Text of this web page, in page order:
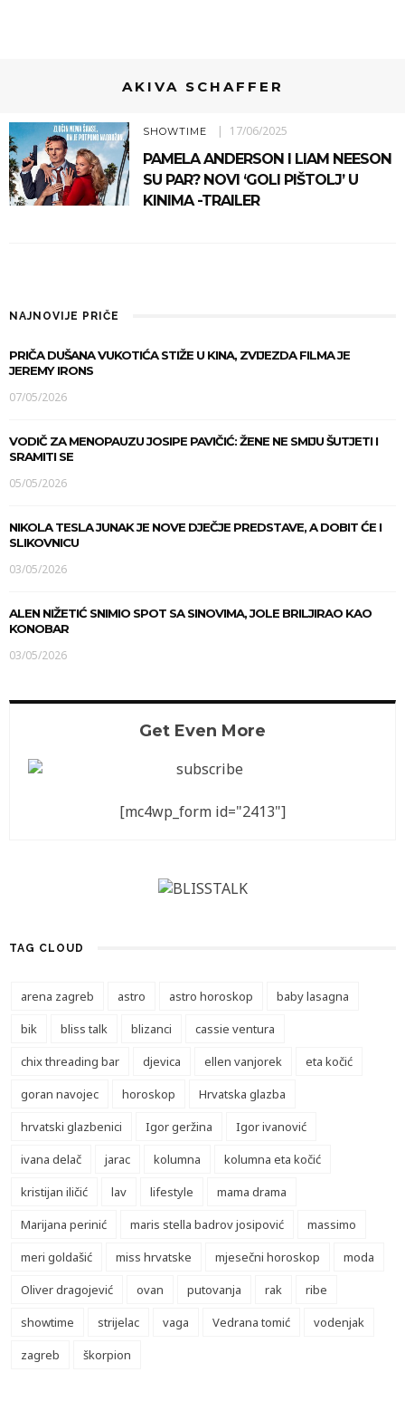
AKIVA SCHAFFER
SHOWTIME 17/06/2025
PAMELA ANDERSON I LIAM NEESON
SU PAR? NOVI ‘GOLI PIŠTOLJ’ U
KINIMA -TRAILER
NAJNOVIJE PRIČE
PRIČA DUŠANA VUKOTIĆA STIŽE U KINA, ZVIJEZDA FILMA JE
JEREMY IRONS
07/05/2026
VODIČ ZA MENOPAUZU JOSIPE PAVIČIĆ: ŽENE NE SMIJU ŠUTJETI I
SRAMITI SE
05/05/2026
NIKOLA TESLA JUNAK JE NOVE DJEČJE PREDSTAVE, A DOBIT ĆE I
SLIKOVNICU
03/05/2026
ALEN NIŽETIĆ SNIMIO SPOT SA SINOVIMA, JOLE BRILJIRAO KAO
KONOBAR
03/05/2026
Get Even More
[mc4wp_form id="2413"]
TAG CLOUD
arena zagreb astro astro horoskop
baby lasagna
bik
bliss talk blizanci
cassie ventura
chix threading bar
djevica ellen vanjorek
eta kočić
goran navojec
horoskop
Hrvatska glazba
hrvatski glazbenici
Igor geržina
Igor ivanović
ivana delač
jarac kolumna
kolumna eta kočić
kristijan iličić
lav lifestyle
mama drama
Marijana perinić
maris stella badrov josipović
massimo
meri goldašić
miss hrvatske mjesečni horoskop
moda
Oliver dragojević
ovan putovanja rak
ribe
showtime
strijelac vaga Vedrana tomić
vodenjak
zagreb
škorpion